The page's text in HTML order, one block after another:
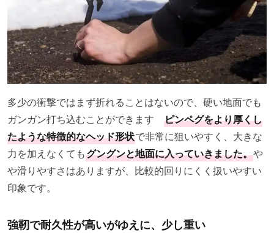
多少の衝撃ではまず折れることはないので、硬い地面でも
ガンガン打ち込むことができます ピンペグをより厚くし
たような特徴的なヘッド形状で非常に狙いやすく、大きな
力を加えなくてもグングンと地面に入っていきました。や
や滑りやすさはありますが、比較的回りにくく扱いやすい
印象です。
強靭で耐久性が高いがゆえに、少し重い